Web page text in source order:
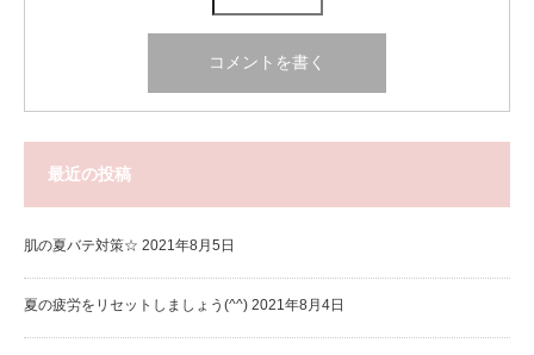
最近の投稿
肌の夏バテ対策☆ 2021年8月5日
夏の疲労をリセットしましょう(^^) 2021年8月4日